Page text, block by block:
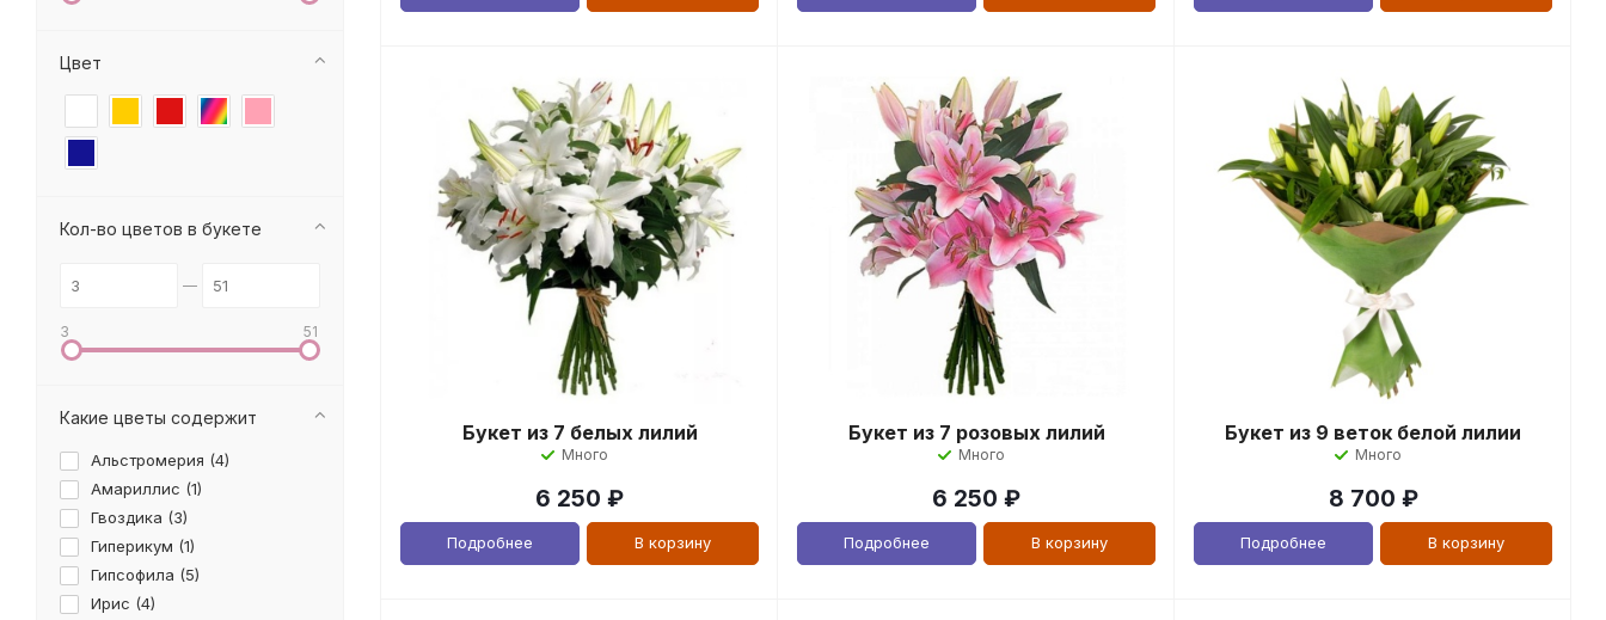
Букет из 7 белых лилий
Много
6 250 ₽
Подробнее В корзину
Букет из 7 розовых лилий
Много
6 250 ₽
Подробнее В корзину
Букет из 9 веток белой лилии
Много
8 700 ₽
Подробнее В корзину
Цвет
Кол-во цветов в букете
3 51
Какие цветы содержит
Альстромерия (4)
Амариллис (1)
Гвоздика (3)
Гиперикум (1)
Гипсофила (5)
Ирис (4)